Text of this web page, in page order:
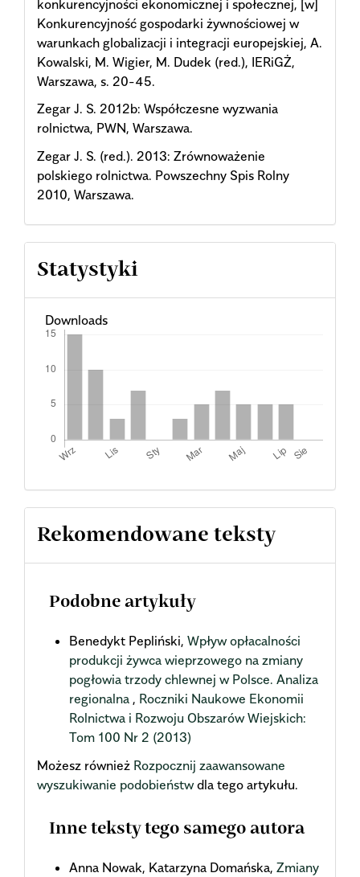
konkurencyjności ekonomicznej i społecznej, [w]
Konkurencyjność gospodarki żywnościowej w
warunkach globalizacji i integracji europejskiej, A.
Kowalski, M. Wigier, M. Dudek (red.), IERiGŻ,
Warszawa, s. 20-45.
Zegar J. S. 2012b: Współczesne wyzwania
rolnictwa, PWN, Warszawa.
Zegar J. S. (red.). 2013: Zrównoważenie
polskiego rolnictwa. Powszechny Spis Rolny
2010, Warszawa.
Statystyki
Downloads
Rekomendowane teksty
Podobne artykuły
Benedykt Pepliński, Wpływ opłacalności
produkcji żywca wieprzowego na zmiany
pogłowia trzody chlewnej w Polsce. Analiza
regionalna , Roczniki Naukowe Ekonomii
Rolnictwa i Rozwoju Obszarów Wiejskich:
Tom 100 Nr 2 (2013)
Możesz również Rozpocznij zaawansowane
wyszukiwanie podobieństwdla tego artykułu.
Inne teksty tego samego autora
Anna Nowak, Katarzyna Domańska, Zmiany